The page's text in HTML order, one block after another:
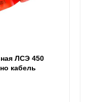
ЛСЭ 450
кабель